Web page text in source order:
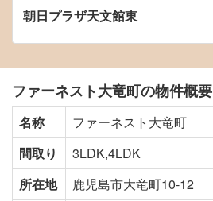
朝日プラザ天文館東
ファーネスト大竜町の物件概要
名称
ファーネスト大竜町
間取り
3LDK,4LDK
所在地
鹿児島市大竜町10-12